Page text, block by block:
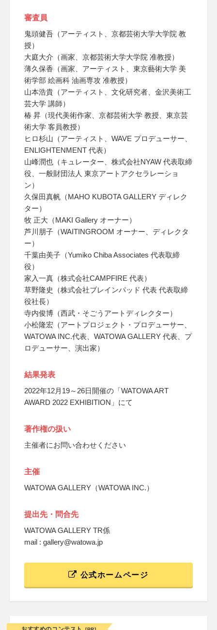
審査員
鬼頭健吾（アーティスト、京都芸術大学大学院 教
授）
大庭大介（画家、京都芸術大学大学院 准教授）
薄久保香（画家、アーティスト、東京藝術大学 美
術学部 絵画科 油画専攻 准教授）
山本浩貴（アーティスト、文化研究者、金沢美術工
芸大学 講師）
椿 昇（現代美術作家、京都芸術大学 教授、東京芸
術大学 客員教授）
ヒロ杉山（アーティスト、WAVE プロデューサー、
ENLIGHTENMENT 代表）
山峰潤也（キュレーター、株式会社NYAW 代表取締
役、一般財団法人 東京アートアクセラレーショ
ン）
久保田真帆（MAHO KUBOTA GALLERY ディレク
ター）
牧 正大（MAKI Gallery オーナー）
芦川朋子（WAITINGROOM オーナー、ディレクタ
ー）
千葉由美子（Yumiko Chiba Associates 代表取締
役）
家入一真（株式会社CAMPFIRE 代表）
草野隆史（株式会社ブレインパッド 代表 代表取締
役社長）
寺内俊博（西武・そごうアートディレクター）
小松隆宏（アートプロジェクト・プロデューサー、
WATOWA INC.代表、WATOWA GALLERY 代表、プ
ロデューサー、演出家）
結果発表
2022年12月19～26日開催の「WATOWA ART
AWARD 2022 EXHIBITION」にて
著作権の扱い
主催者にお問い合わせください
主催
WATOWA GALLERY（WATOWA INC.）
提出先・問合先
WATOWA GALLERY TR係
mail : gallery@watowa.jp
公式ホームページ